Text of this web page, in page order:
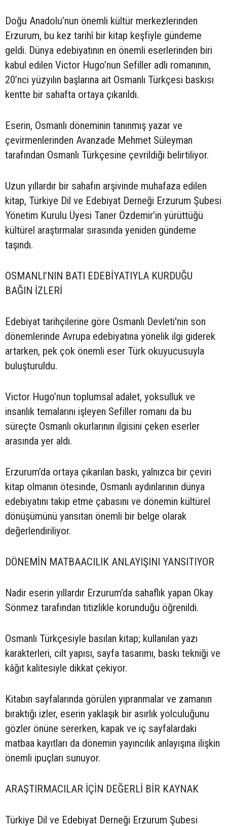
Doğu Anadolu’nun önemli kültür merkezlerinden
Erzurum, bu kez tarihî bir kitap keşfiyle gündeme
geldi. Dünya edebiyatının en önemli eserlerinden biri
kabul edilen Victor Hugo’nun Sefiller adlı romanının,
20’nci yüzyılın başlarına ait Osmanlı Türkçesi baskısı
kentte bir sahafta ortaya çıkarıldı.
Eserin, Osmanlı döneminin tanınmış yazar ve
çevirmenlerinden Avanzade Mehmet Süleyman
tarafından Osmanlı Türkçesine çevrildiği belirtiliyor.
Uzun yıllardır bir sahafın arşivinde muhafaza edilen
kitap, Türkiye Dil ve Edebiyat Derneği Erzurum Şubesi
Yönetim Kurulu Üyesi Taner Özdemir’in yürüttüğü
kültürel araştırmalar sırasında yeniden gündeme
taşındı.
OSMANLI’NIN BATI EDEBİYATIYLA KURDUĞU
BAĞIN İZLERİ
Edebiyat tarihçilerine göre Osmanlı Devleti'nin son
dönemlerinde Avrupa edebiyatına yönelik ilgi giderek
artarken, pek çok önemli eser Türk okuyucusuyla
buluşturuldu.
Victor Hugo’nun toplumsal adalet, yoksulluk ve
insanlık temalarını işleyen Sefiller romanı da bu
süreçte Osmanlı okurlarının ilgisini çeken eserler
arasında yer aldı.
Erzurum’da ortaya çıkarılan baskı, yalnızca bir çeviri
kitap olmanın ötesinde, Osmanlı aydınlarının dünya
edebiyatını takip etme çabasını ve dönemin kültürel
dönüşümünü yansıtan önemli bir belge olarak
değerlendiriliyor.
DÖNEMİN MATBAACILIK ANLAYIŞINI YANSITIYOR
Nadir eserin yıllardır Erzurum’da sahaflık yapan Okay
Sönmez tarafından titizlikle korunduğu öğrenildi.
Osmanlı Türkçesiyle basılan kitap; kullanılan yazı
karakterleri, cilt yapısı, sayfa tasarımı, baskı tekniği ve
kâğıt kalitesiyle dikkat çekiyor.
Kitabın sayfalarında görülen yıpranmalar ve zamanın
bıraktığı izler, eserin yaklaşık bir asırlık yolculuğunu
gözler önüne sererken, kapak ve iç sayfalardaki
matbaa kayıtları da dönemin yayıncılık anlayışına ilişkin
önemli ipuçları sunuyor.
ARAŞTIRMACILAR İÇİN DEĞERLİ BİR KAYNAK
Türkiye Dil ve Edebiyat Derneği Erzurum Şubesi